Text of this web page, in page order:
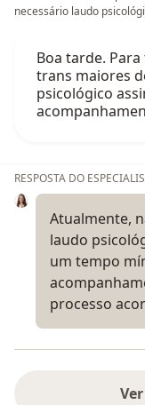
necessário laudo
Boa tarde.
trans maiores
psicológico
RESPOSTA DO
Atualmente,
laudo
um tempo
processo